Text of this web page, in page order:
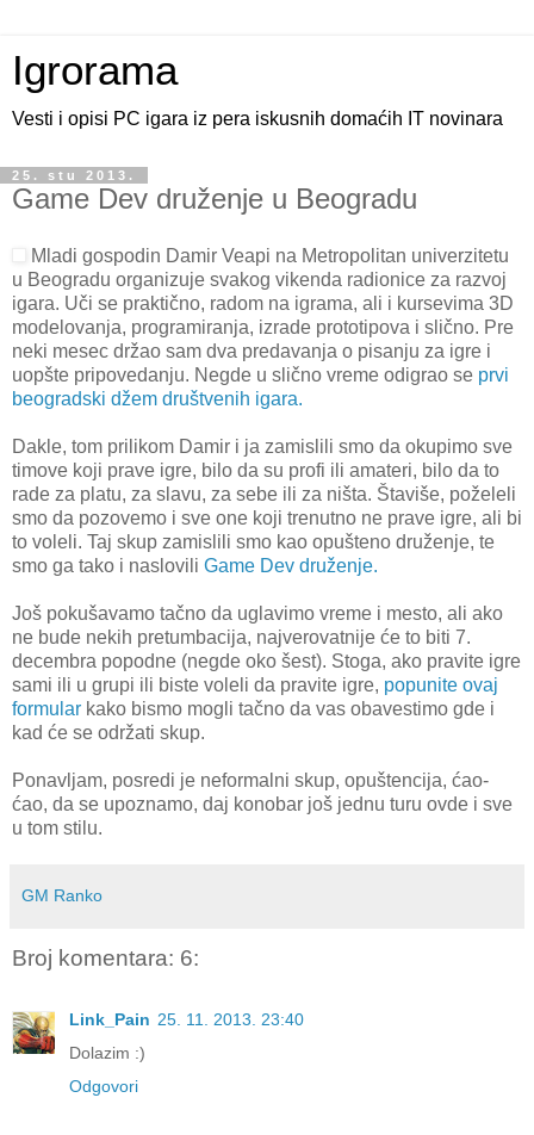
Igrorama
Vesti i opisi PC igara iz pera iskusnih domaćih IT novinara
25. stu 2013.
Game Dev druženje u Beogradu
Mladi gospodin Damir Veapi na Metropolitan univerzitetu
u Beogradu organizuje svakog vikenda radionice za razvoj
igara. Uči se praktično, radom na igrama, ali i kursevima 3D
modelovanja, programiranja, izrade prototipova i slično. Pre
neki mesec držao sam dva predavanja o pisanju za igre i
uopšte pripovedanju. Negde u slično vreme odigrao se prvi
beogradski džem društvenih igara.
Dakle, tom prilikom Damir i ja zamislili smo da okupimo sve
timove koji prave igre, bilo da su profi ili amateri, bilo da to
rade za platu, za slavu, za sebe ili za ništa. Štaviše, poželeli
smo da pozovemo i sve one koji trenutno ne prave igre, ali bi
to voleli. Taj skup zamislili smo kao opušteno druženje, te
smo ga tako i naslovili Game Dev druženje.
Još pokušavamo tačno da uglavimo vreme i mesto, ali ako
ne bude nekih pretumbacija, najverovatnije će to biti 7.
decembra popodne (negde oko šest). Stoga, ako pravite igre
sami ili u grupi ili biste voleli da pravite igre, popunite ovaj
formular kako bismo mogli tačno da vas obavestimo gde i
kad će se održati skup.
Ponavljam, posredi je neformalni skup, opuštencija, ćao-
ćao, da se upoznamo, daj konobar još jednu turu ovde i sve
u tom stilu.
GM Ranko
Broj komentara: 6:
Link_Pain 25. 11. 2013. 23:40
Dolazim :)
Odgovori